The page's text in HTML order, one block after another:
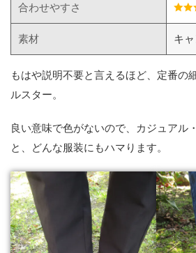
合わせやすさ
素材 キ
もはや説明不要と言えるほど、定番の
ルスター。
良い意味で色がないので、カジュアル
と、どんな服装にもハマります。